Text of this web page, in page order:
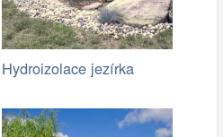
Hydroizolace jezírka